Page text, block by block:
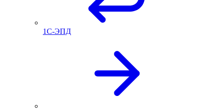
1С-ЭПД